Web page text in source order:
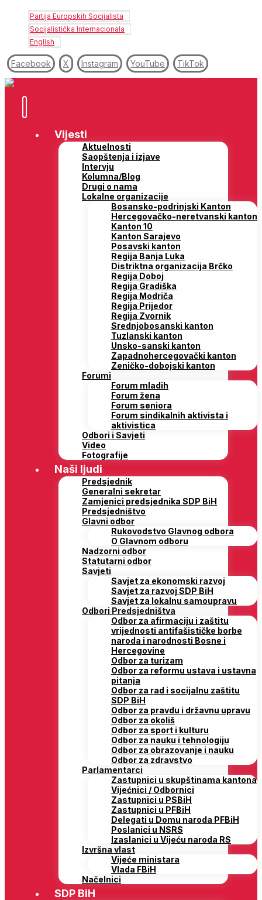
Partija Europskih Socijalista
Socijalistička Internacionala
English
Facebook X Instagram YouTube TikTok
Vijesti
Aktuelnosti
Saopštenja i izjave
Intervju
Kolumna/Blog
Drugi o nama
Lokalne organizacije
Bosansko-podrinjski Kanton
Hercegovačko-neretvanski kanton
Kanton 10
Kanton Sarajevo
Posavski kanton
Regija Banja Luka
Distriktna organizacija Brčko
Regija Doboj
Regija Gradiška
Regija Modriča
Regija Prijedor
Regija Zvornik
Srednjobosanski kanton
Tuzlanski kanton
Unsko-sanski kanton
Zapadnohercegovački kanton
Zeničko-dobojski kanton
Forumi
Forum mladih
Forum žena
Forum seniora
Forum sindikalnih aktivista i
aktivistica
Odbori i Savjeti
Video
Fotografije
Naši ljudi
Predsjednik
Generalni sekretar
Zamjenici predsjednika SDP BiH
Predsjedništvo
Glavni odbor
Rukovodstvo Glavnog odbora
O Glavnom odboru
Nadzorni odbor
Statutarni odbor
Savjeti
Savjet za ekonomski razvoj
Savjet za razvoj SDP BiH
Savjet za lokalnu samoupravu
Odbori Predsjedništva
Odbor za afirmaciju i zaštitu
vrijednosti antifašističke borbe
naroda i narodnosti Bosne i
Hercegovine
Odbor za turizam
Odbor za reformu ustava i ustavna
pitanja
Odbor za rad i socijalnu zaštitu
SDP BiH
Odbor za pravdu i državnu upravu
Odbor za okoliš
Odbor za sport i kulturu
Odbor za nauku i tehnologiju
Odbor za obrazovanje i nauku
Odbor za zdravstvo
Parlamentarci
Zastupnici u skupštinama kantona
Vijećnici / Odbornici
Zastupnici u PSBiH
Zastupnici u PFBiH
Delegati u Domu naroda PFBiH
Poslanici u NSRS
Izaslanici u Vijeću naroda RS
Izvršna vlast
Vijeće ministara
Vlada FBiH
Načelnici
SDP BiH